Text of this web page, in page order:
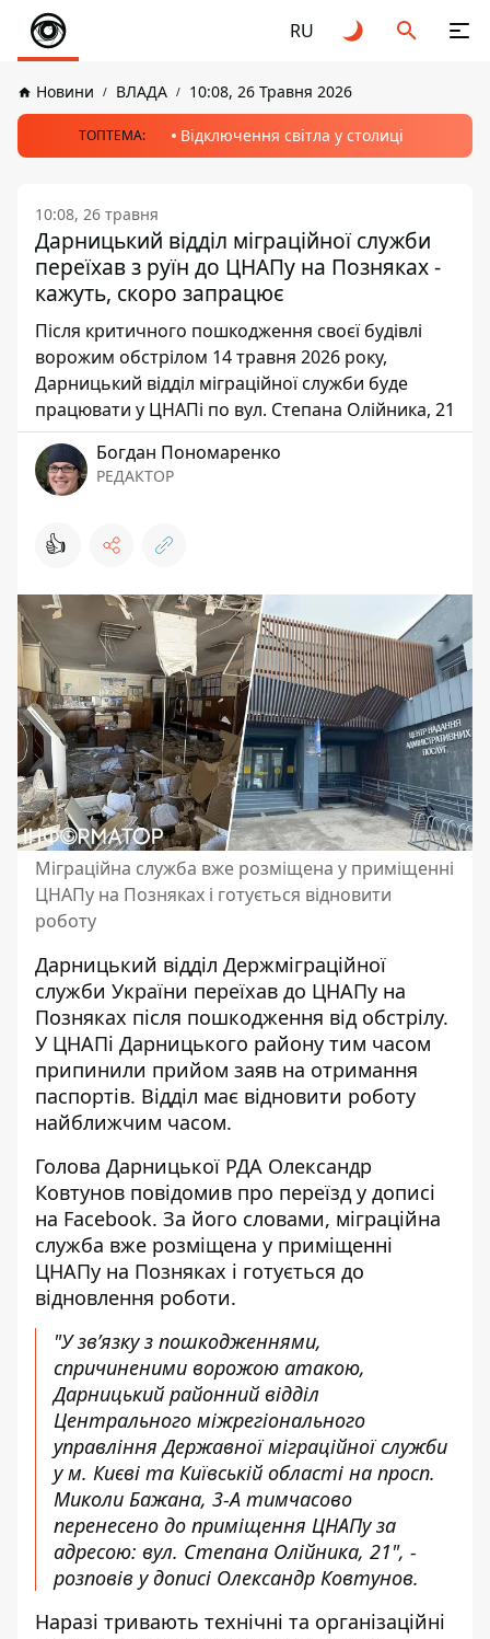
RU
Новини ВЛАДА 10:08, 26 Травня 2026
ТОПТЕМА: Відключення світла у столиці
10:08, 26 травня
Дарницький відділ міграційної служби
переїхав з руїн до ЦНАПу на Позняках -
кажуть, скоро запрацює
Після критичного пошкодження своєї будівлі
ворожим обстрілом 14 травня 2026 року,
Дарницький відділ міграційної служби буде
працювати у ЦНАПі по вул. Степана Олійника, 21
Богдан Пономаренко
РЕДАКТОР
👍
Міграційна служба вже розміщена у приміщенні
ЦНАПу на Позняках і готується відновити
роботу
Дарницький відділ Держміграційної
служби України переїхав до ЦНАПу на
Позняках після пошкодження від обстрілу.
У ЦНАПі Дарницького району тим часом
припинили прийом заяв на отримання
паспортів. Відділ має відновити роботу
найближчим часом.
Голова Дарницької РДА Олександр
Ковтунов повідомив про переїзд у дописі
на Facebook. За його словами, міграційна
служба вже розміщена у приміщенні
ЦНАПу на Позняках і готується до
відновлення роботи.
"У зв’язку з пошкодженнями,
спричиненими ворожою атакою,
Дарницький районний відділ
Центрального міжрегіонального
управління Державної міграційної служби
у м. Києві та Київській області на просп.
Миколи Бажана, 3-А тимчасово
перенесено до приміщення ЦНАПу за
адресою: вул. Степана Олійника, 21", -
розповів у дописі Олександр Ковтунов.
Наразі тривають технічні та організаційні